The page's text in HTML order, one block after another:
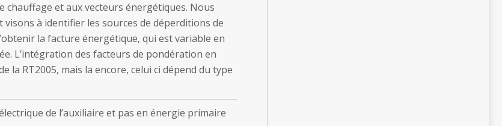
chauffage et aux vecteurs énergétiques. Nous
à identifier les sources de déperditions de
la facture énergétique, qui est variable en
L’intégration des facteurs de pondération en
RT2005, mais la encore, celui ci dépend du type
de l’auxiliaire et pas en énergie primaire